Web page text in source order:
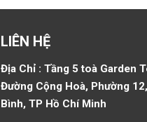
LIÊN HỆ
Địa Chỉ : Tầng 5 toà Garden
Đường Cộng Hoà, Phường
Bình, TP Hồ Chí Minh